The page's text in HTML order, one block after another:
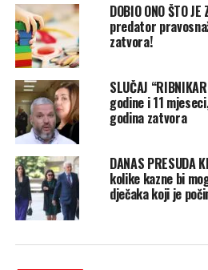
DOBIO ONO ŠTO
predator
zatvora!
SLUČAJ
godine i 11
godina zatvora
DANAS PRESUDA
kolike kazne bi
dječaka koji je